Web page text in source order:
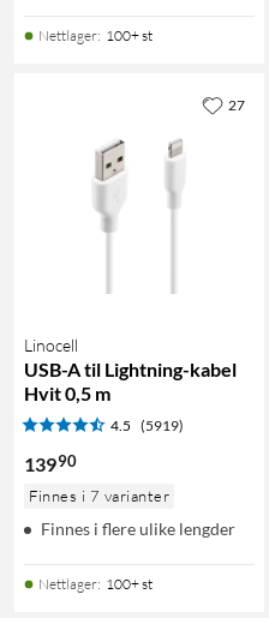
Nettlager: 100+ st
Linocell
USB-A til Lightning-kabel
Hvit 0,5 m
4.5 (5919)
13990
Finnes i 7 varianter
Finnes i flere ulike lengder
Nettlager: 100+ st
27